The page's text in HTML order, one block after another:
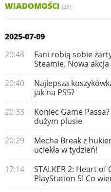
WIADOMOŚCI (20)
2025-07-09
20:48
Fani robią sobie
Steamie. Nowa
20:40
Najlepsza
jak na PS5?
20:33
Koniec Game
dużym plusie
20:29
Mecha Break z
uciekła w tydzień!
17:14
STALKER 2: Heart
PlayStation 5! Co